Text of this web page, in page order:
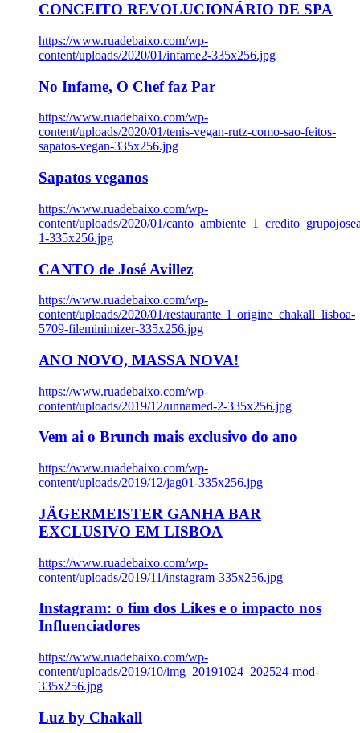
CONCEITO REVOLUCIONÁRIO DE SPA
https://www.ruadebaixo.com/wp-
content/uploads/2020/01/infame2-335x256.jpg
No Infame, O Chef faz Par
https://www.ruadebaixo.com/wp-
content/uploads/2020/01/tenis-vegan-rutz-como-sao-feitos-
sapatos-vegan-335x256.jpg
Sapatos veganos
https://www.ruadebaixo.com/wp-
content/uploads/2020/01/
1-335x256.jpg
CANTO de José Avillez
https://www.ruadebaixo.com/wp-
content/uploads/2020/01/restaurante_l_origine_chakall_lisboa-
5709-fileminimizer-335x256.jpg
ANO NOVO, MASSA NOVA!
https://www.ruadebaixo.com/wp-
content/uploads/2019/12/unnamed-2-335x256.jpg
Vem ai o Brunch mais exclusivo do ano
https://www.ruadebaixo.com/wp-
content/uploads/2019/12/jag01-335x256.jpg
JÄGERMEISTER GANHA BAR
EXCLUSIVO EM LISBOA
https://www.ruadebaixo.com/wp-
content/uploads/2019/11/instagram-335x256.jpg
Instagram: o fim dos Likes e o impacto nos
Influenciadores
https://www.ruadebaixo.com/wp-
content/uploads/2019/10/img_20191024_202524-mod-
335x256.jpg
Luz by Chakall